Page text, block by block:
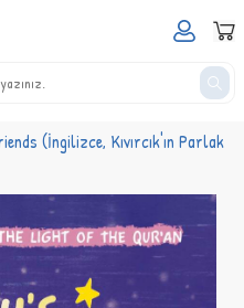
(İngilizce, Kıvırcık'ın Parlak